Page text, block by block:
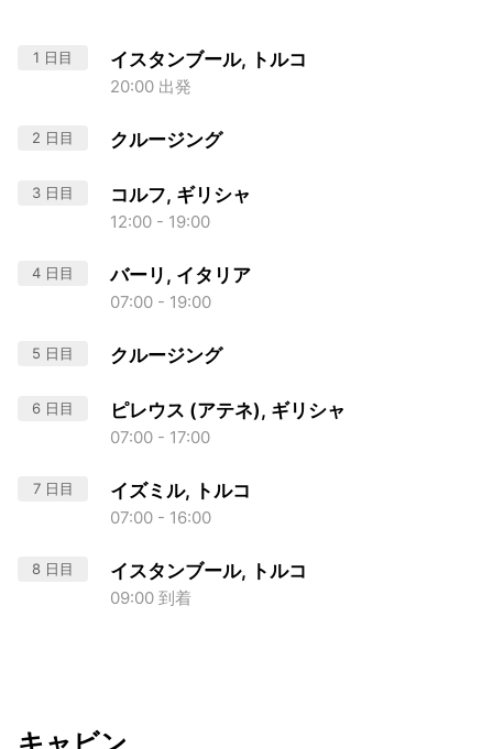
1 日目 イスタンブール, トルコ
20:00 出発
2 日目 クルージング
3 日目 コルフ, ギリシャ
12:00 - 19:00
4 日目 バーリ, イタリア
07:00 - 19:00
5 日目 クルージング
6 日目 ピレウス (アテネ), ギリシャ
07:00 - 17:00
7 日目 イズミル, トルコ
07:00 - 16:00
8 日目 イスタンブール, トルコ
09:00 到着